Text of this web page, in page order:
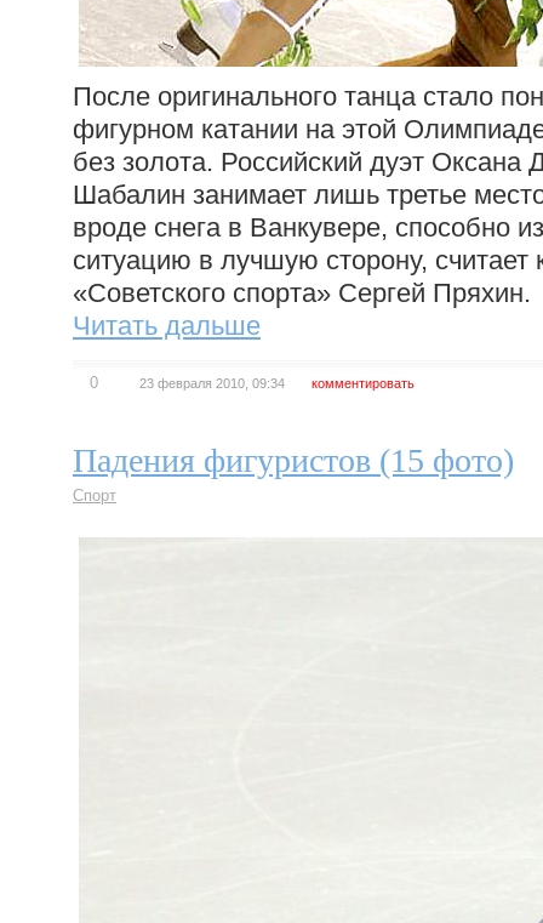
После оригинального танца стало
фигурном катании на этой
без золота. Российский дуэт
Шабалин занимает лишь третье
вроде снега в Ванкувере, способно
ситуацию в лучшую сторону, считает
«Советского спорта» Сергей Пряхин.
Читать дальше
0 23 февраля 2010, 09:34 комментировать
Падения фигуристов (15 фото)
Спорт